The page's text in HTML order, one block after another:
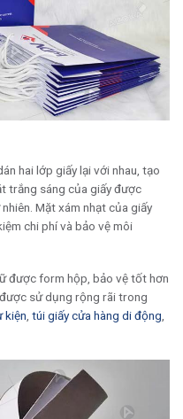
hai lớp giấy lại với nhau, tạo
trắng sáng của giấy được
Mặt xám nhạt của giấy
chi phí và bảo vệ môi
được form hộp, bảo vệ tốt hơn
sử dụng rộng rãi trong
kiện, túi giấy cửa hàng di động,